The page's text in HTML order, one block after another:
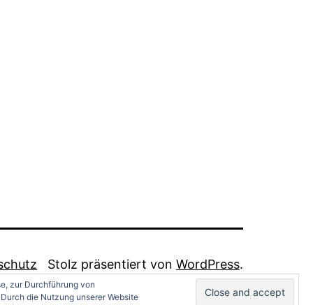
Stolz präsentiert von WordPress.
zur Durchführung von
die Nutzung unserer Website